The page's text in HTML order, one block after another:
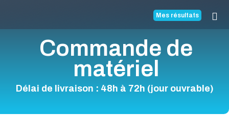
Mes résultats
Commande de
matériel
Délai de livraison : 48h à 72h (jour ouvrable)